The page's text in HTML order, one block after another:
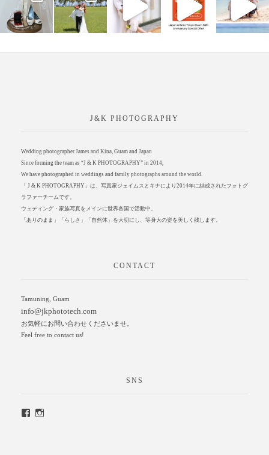
J&K PHOTOGRAPHY
Wedding photographer James and Kina, Guam and Japan
Since forming the team as “J & K PHOTOGRAPHY” in 2014,
We have photographed in weddings and family photographs around the world.
「 J & K PHOTOGRAPHY」は、写真家ジェイムスとキナにより2014年に結成されたフォトグ
ラファーチームです。
ウェディング・家族写真をメインに世界各国で活動中。
「ありのまま」「らしさ」「自然体」を大切にし、等身大の姿を美しく残します。
CONTACT
Tamuning, Guam
info@jkphototech.com
お気軽にお問い合わせくださいませ。
Feel free to contact us!
SNS